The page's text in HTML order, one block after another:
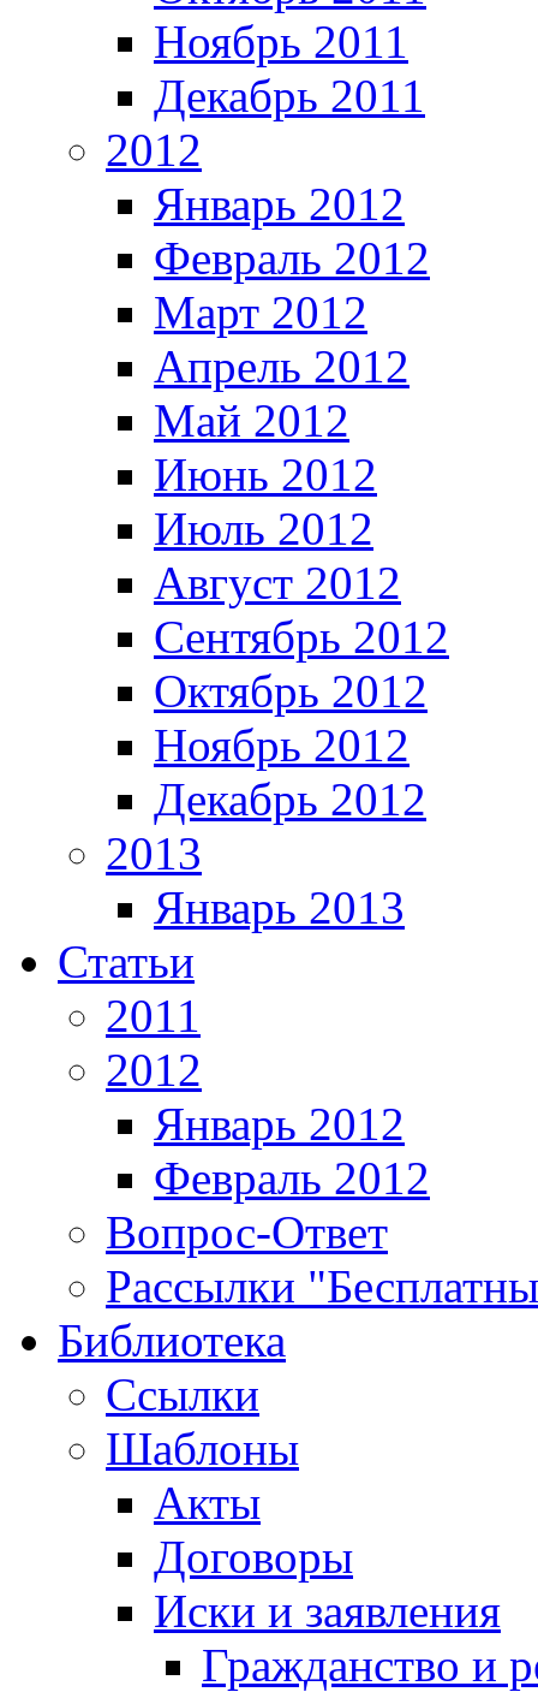
Ноябрь 2011
Декабрь 2011
2012
Январь 2012
Февраль 2012
Март 2012
Апрель 2012
Май 2012
Июнь 2012
Июль 2012
Август 2012
Сентябрь 2012
Октябрь 2012
Ноябрь 2012
Декабрь 2012
2013
Январь 2013
Статьи
2011
2012
Январь 2012
Февраль 2012
Вопрос-Ответ
Рассылки
Библиотека
Ссылки
Шаблоны
Акты
Договоры
Иски и заявления
Гражданство и